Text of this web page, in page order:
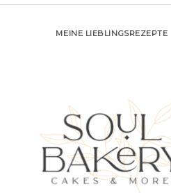
MEINE LIEBLINGSREZEPTE